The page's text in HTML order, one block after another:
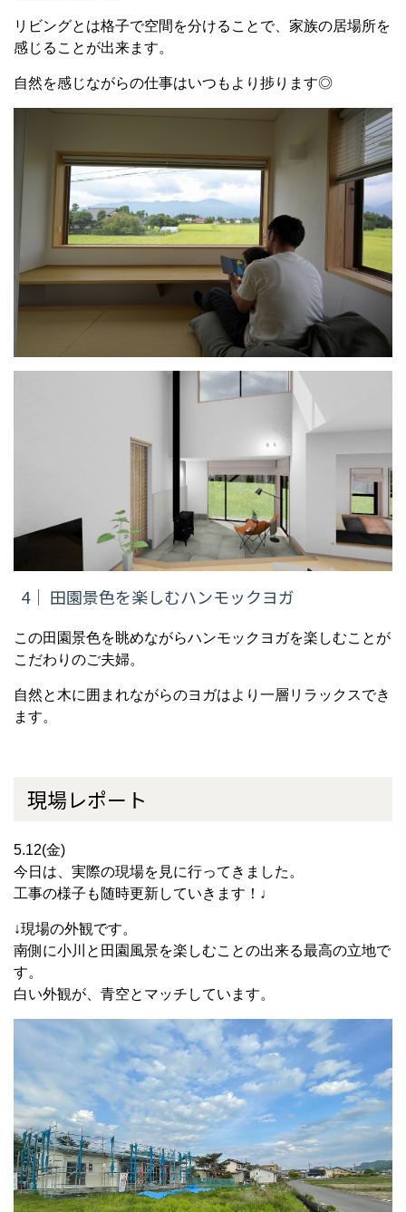
リビングとは格子で空間を分けることで、家族の居場所を
感じることが出来ます。
自然を感じながらの仕事はいつもより捗ります◎
4｜ 田園景色を楽しむハンモックヨガ
この田園景色を眺めながらハンモックヨガを楽しむことが
こだわりのご夫婦。
自然と木に囲まれながらのヨガはより一層リラックスでき
ます。
現場レポート
5.12(金)
今日は、実際の現場を見に行ってきました。
工事の様子も随時更新していきます！♩
↓現場の外観です。
南側に小川と田園風景を楽しむことの出来る最高の立地で
す。
白い外観が、青空とマッチしています。